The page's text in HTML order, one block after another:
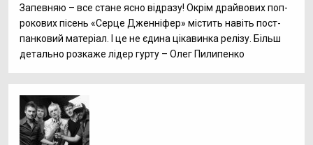
Запевняю – все стане ясно відразу! Окрім драйвових поп-
рокових пісень «Серце Дженніфер» містить навіть пост-
панковий матеріал. І це не єдина цікавинка релізу. Більш
детально розкаже лідер гурту – Олег Пилипенко